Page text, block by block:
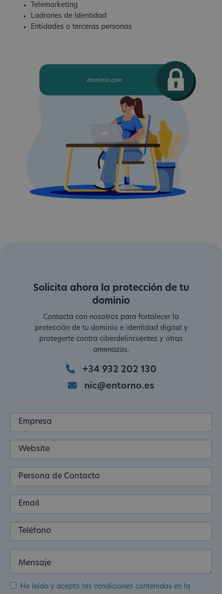
Telemarketing
Ladrones de Identidad
Entidades o terceras personas
Solicita ahora la protección de tu
dominio
Contacta con nosotros para fortalecer la
protección de tu dominio e identidad digital y
protegerte contra ciberdelincuentes y otras
amenazas.
+34 932 202 130
nic@entorno.es
He leído y acepto las condiciones contenidas en la